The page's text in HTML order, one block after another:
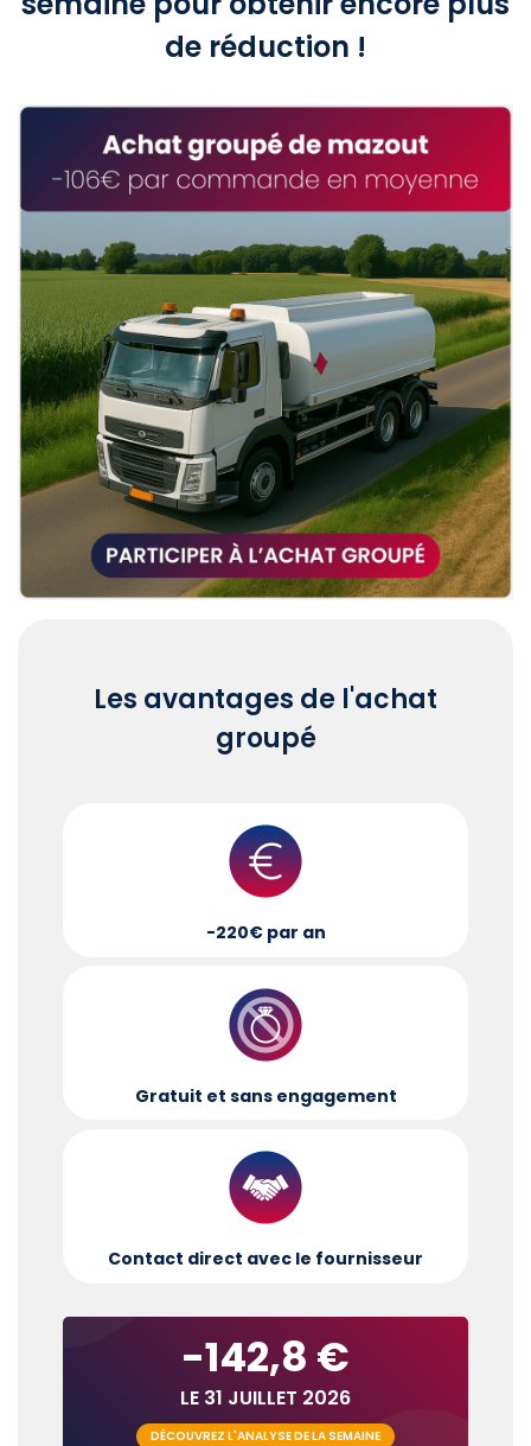
de réduction !
Les avantages de l'achat
groupé
-220€ par an
Gratuit et sans engagement
Contact direct avec le fournisseur
-142,8 €
LE 31 JUILLET 2026
DÉCOUVREZ L'ANALYSE DE LA SEMAINE